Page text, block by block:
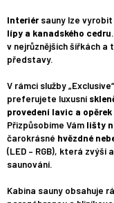
Interiérsauny lze vyrobit
lípy a kanadského cedru
v nejrůznějších šířkách a
představy.
V rámci služby
preferujete luxusní
provedení lavic a opěrek
Přizpůsobíme Vám lišty
čarokrásné hvězdné
(LED – RGB), která
saunování.
Kabina sauny obsahuje